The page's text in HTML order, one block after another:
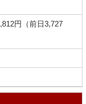
円（前日3,727